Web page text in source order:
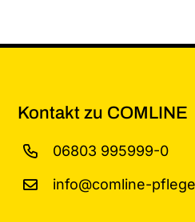
Kontakt zu COMLINE
06803 995999-0
info@comline-